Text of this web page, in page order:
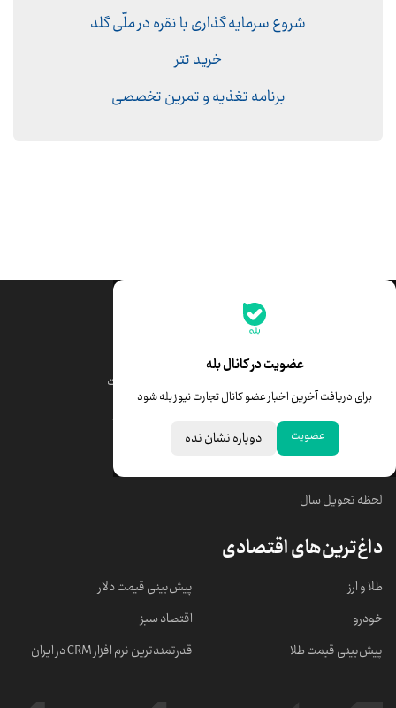
شروع سرمایه گذاری با نقره در ملّی گلد
خرید تتر
برنامه تغذیه و تمرین تخصصی
عضویت در کانال بله
برای دریافت آخرین اخبار عضو کانال تجارت نیوز بله شود
عضویت دوباره نشان نده
جدیدترین قیمت‌ها
قیمت درهم امارات
خبرهای مهم
لحظه تحویل سال
داغ‌ترین‌های اقتصادی
طلا و ارز
خودرو
پیش‌بینی قیمت طلا
پیش‌بینی قیمت دلار
اقتصاد سبز
قدرتمندترین نرم‌ افزار CRM در ایران